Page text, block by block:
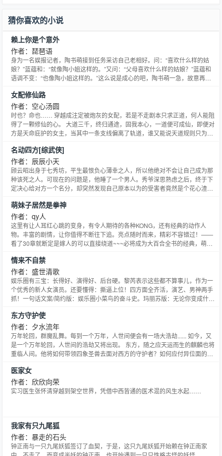
剧情~ PPS：感谢微博@晋江小
猜你喜欢的小说
赖上你是个意外
作者：琵琶语
身为一名娱报记者，陶书萌接到任务采访自己老相好。问：“喜欢什么样的姑
娘？”蓝蕴和：“就像陶小姐这样的。”又问：“父母喜欢什么样的姑娘？”蓝蕴和
语调不变：“也像陶小姐这样的。”这么说是成心的吧，陶书萌一急，故意再
趣，只见他轻笑一声，眼神格外专注。“这个问题鄙人实在不知，但就等着陶小
姐献身呢，不如就定在今晚如何？”陶书萌~~o(&a
女配修仙路
作者：空心汤圆
时也？命也…… 穿越成注定被炮灰的女配，若是不走剧本只求正道，何人能阻
得了一颗修仙的心。 大道三千，终归通途，固我本心，一道便可成仙，即便对
方是天命庇护的女主，当其中一条支线偏离了轨道，谁又能说天道规则只为一
名动四方[综武侠]
作者：辰辰小天
顾云昭出身于七秀坊，平生最恨负心薄幸之人，所以他绝对不会让自己成为那
种该死之人。可现在的问题是，他睡了一个男人。秀爷深思熟虑之后，终于下
定决心给对方一个名分，却突然发现自己原本以为的受害者竟然是个花心渣
打滚专栏求包养~仙侠修真存稿→腹黑仙道真人师尊攻魔剑三同系列完结文：
道祖有只食人花 天子之剑[综武侠] 魔教之主[综武侠] 贫道掐
萌妹子居然是拳神
作者：qy人
这里有让人耳红心跳的变身，有令人期待的各种KONG，还有经典的动作人
物。丰富的剧情，让你值得不断往下追。亮点随时而来，精彩不容错过！——
看了30章就断定是嫁人的可以直接绕道~~~必将成为大百合全书的经典，萌妹
YoliShiranui原本只是个平凡的男生，却因为蓝色宝石意外地穿越到未来，并变
身成为了不知火舞的妹妹。天姿卓绝、萌态万千、天真可
情来不自禁
作者：盛世清歌
娱乐圈有三宝：长得好、演得好、后台硬。黎芮表示这些都不算事儿，作为一
个优秀的新人女演员。还要懂得：撕逼上位！四方面全齐活，演艺、男神两手
抓！一句话文案/简约版：娱乐圈小菜鸟的奋斗史。玛丽苏版：无论你变成什么
男！”“演他们俩都不用脸，你演戏也不要脸吗？”欢迎来玩儿，读者群：
417795170 敲门砖，任一本我的书名或主角名~歌爷
东方守护使
作者：夕水流年
万年轮回，群魔乱舞。每到一个万年，人世间便会有一场大浩劫...... 如今，又
是一个万年轮回，人世间的浩劫又将出现。 东方，随之应天运而生的麒麟也将
重临人间。他将如何带领四象圣兽去面对西方的守护者？如何应付异位面的强
虎，土之玄武。
医家女
作者：欣欣向荣
实习医生张怀清穿越到架空世界，凭借中西皆通的医术混的风生水起……
我家有只九尾狐
作者：暴走的石头
钟正南与一只九尾妖狐签订了血契，于是，这只九尾妖狐开始赖在钟正南家